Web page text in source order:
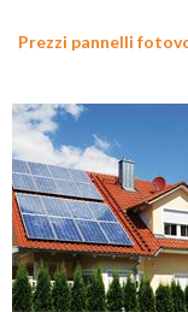
Prezzi pannelli